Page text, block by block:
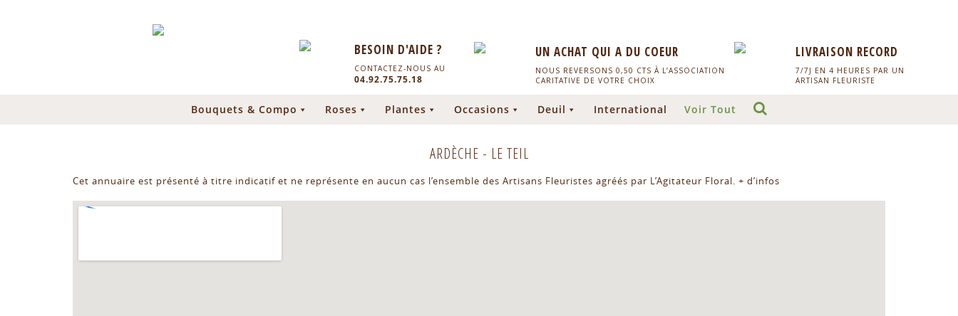
BESOIN D'AIDE ?
CONTACTEZ-NOUS AU
04.92.75.75.18
UN ACHAT QUI A DU COEUR
NOUS REVERSONS 0,50 CTS À L’ASSOCIATION
CARITATIVE DE VOTRE CHOIX
LIVRAISON RECORD
7/7J EN 4 HEURES PAR UN
ARTISAN FLEURISTE
Bouquets & Compo Roses Plantes Occasions Deuil International Voir Tout
ARDÈCHE - LE TEIL
Cet annuaire est présenté à titre indicatif et ne représente en aucun cas l’ensemble des Artisans Fleuristes agréés par L’Agitateur Floral. + d’infos